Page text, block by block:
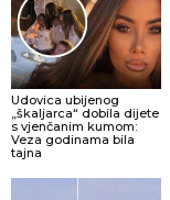
Udovica ubijenog
„škaljarca“ dobila dijete
s vjenčanim kumom:
Veza godinama bila
tajna